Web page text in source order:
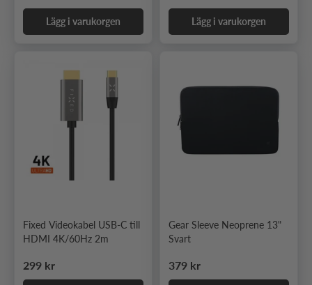
Lägg i varukorgen Lägg i varukorgen
Fixed Videokabel USB-C till
HDMI 4K/60Hz 2m
Ordinarie pris
299 kr
Gear Sleeve Neoprene 13"
Svart
Ordinarie pris
379 kr